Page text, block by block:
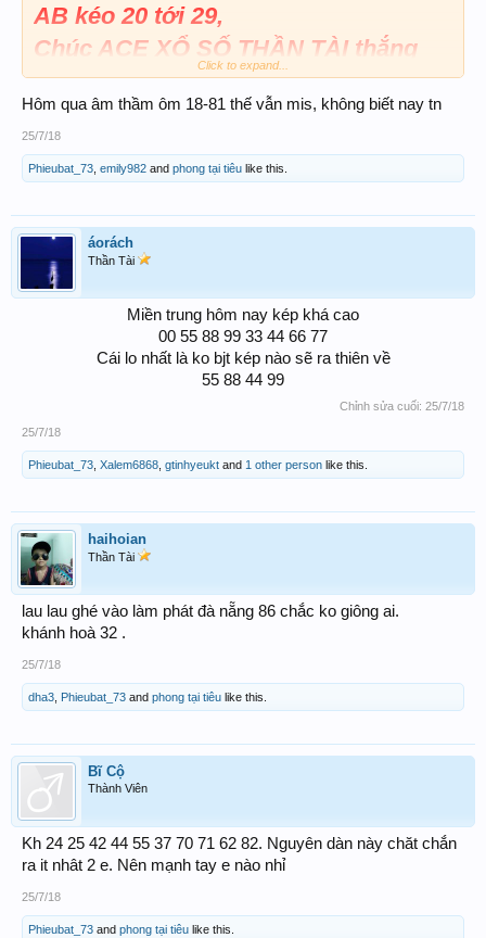
AB kéo 20 tới 29,
Chúc ACE XỔ SỐ THẦN TÀI thắng
lợi...
Click to expand...
Hôm qua âm thầm ôm 18-81 thế vẫn mis, không biết nay tn
25/7/18
Phieubat_73 emily982 and phong tại tiêu like this.
áorách
Thần Tài
Miền trung hôm nay kép khá cao
00 55 88 99 33 44 66 77
Cái lo nhất là ko bjt kép nào sẽ ra thiên về
55 88 44 99​
Chỉnh sửa cuối: 25/7/18
25/7/18
Phieubat_73 Xalem6868 gtinhyeukt and 1 other person like this.
haihoian
Thần Tài
lau lau ghé vào làm phát đà nẵng 86 chắc ko giông ai.
khánh hoà 32 .
25/7/18
dha3 Phieubat_73 and phong tại tiêu like this.
Bĩ Cộ
Thành Viên
Kh 24 25 42 44 55 37 70 71 62 82. Nguyên dàn này chăt chắn
ra it nhât 2 e. Nên mạnh tay e nào nhỉ
25/7/18
Phieubat_73 and phong tại tiêu like this.